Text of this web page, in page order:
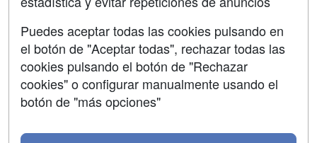
Grupo formazion:
Puedes aceptar todas las cookies pulsando en
el botón de "Aceptar todas", rechazar todas las
cookies pulsando el botón de "Rechazar
cookies" o configurar manualmente usando el
botón de "más opciones"